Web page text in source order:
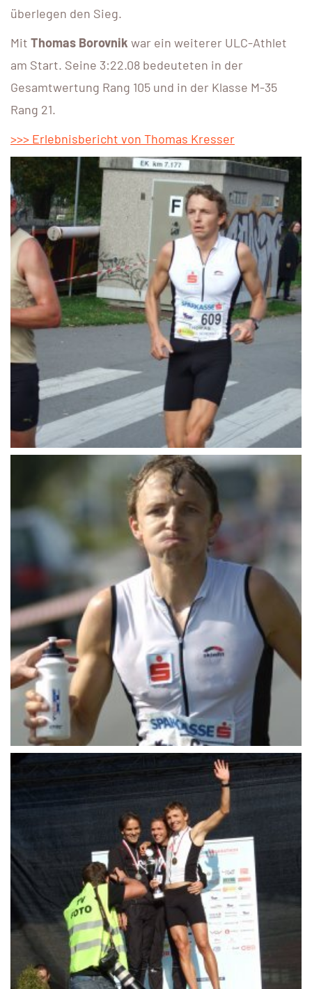
überlegen den Sieg.
Mit Thomas Borovnik war ein weiterer ULC-Athlet
am Start. Seine 3:22.08 bedeuteten in der
Gesamtwertung Rang 105 und in der Klasse M-35
Rang 21.
>>> Erlebnisbericht von Thomas Kresser